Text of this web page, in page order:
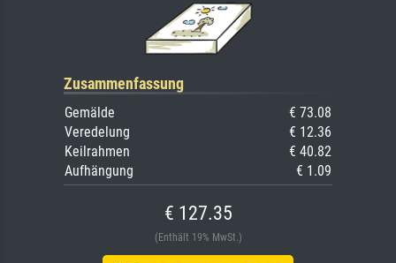
Zusammenfassung
Gemälde
€ 73.08
Veredelung
€ 12.36
Keilrahmen
€ 40.82
Aufhängung
€ 1.09
€ 127.35
(Enthält 19% MwSt.)